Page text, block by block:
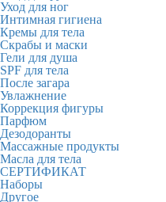
Уход для ног
Интимная гигиена
Кремы для тела
Скрабы и маски
Гели для душа
SPF для тела
После загара
Увлажнение
Коррекция фигуры
Парфюм
Дезодоранты
Массажные продукты
Масла для тела
СЕРТИФИКАТ
Наборы
Другое